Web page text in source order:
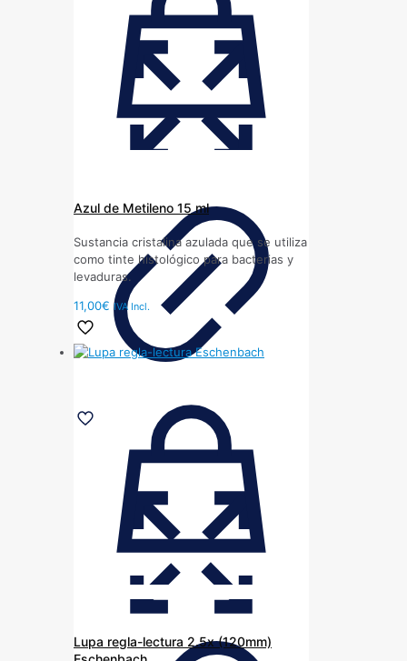
Azul de Metileno 15 ml
Sustancia cristalina azulada que se utiliza
como tinte histológico para bacterias y
levaduras.
11,00€ IVA Incl.
Lupa regla-lectura 2.5x (120mm)